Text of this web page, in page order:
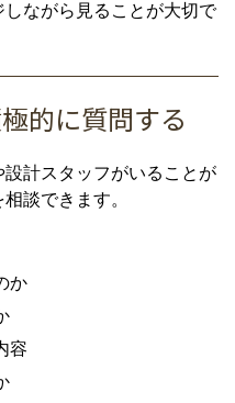
ながら見ることが大切で
的に質問する
計スタッフがいることが
談できます。
か
容